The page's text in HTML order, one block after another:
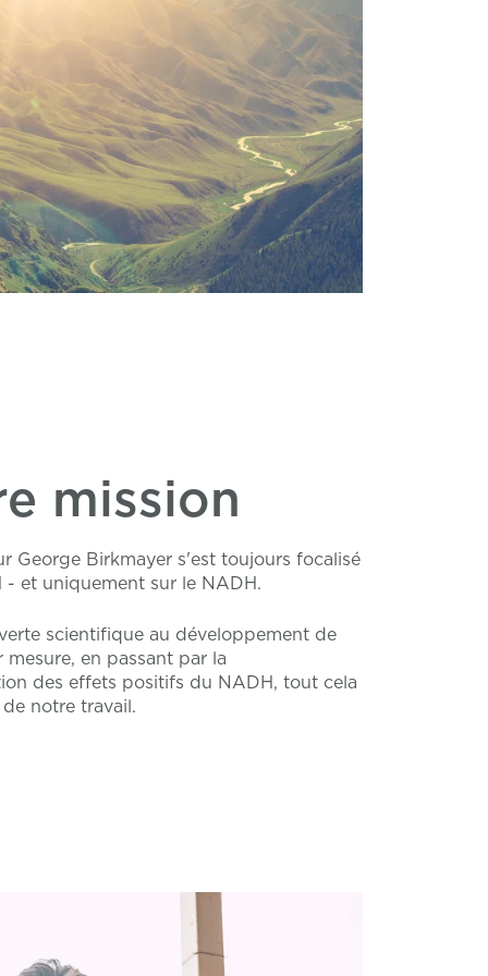
mission
George Birkmayer s'est toujours focalisé
- et uniquement sur le NADH.
scientifique au développement de
mesure, en passant par la
des effets positifs du NADH, tout cela
notre travail.